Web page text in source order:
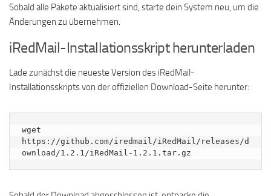
Sobald alle Pakete aktualisiert sind, starte dein System neu, um die
Änderungen zu übernehmen.
iRedMail-Installationsskript herunterladen
Lade zunächst die neueste Version des iRedMail-
Installationsskripts von der offiziellen Download-Seite herunter:
wget
https://github.com/iredmail/iRedMail/releases/d
ownload/1.2.1/iRedMail-1.2.1.tar.gz